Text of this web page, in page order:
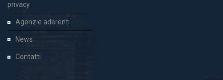
privacy
Agenzie aderenti
News
Contatti